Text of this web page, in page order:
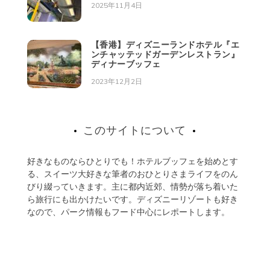
2025年11月4日
【香港】ディズニーランドホテル『エ
ンチャッテッドガーデンレストラン』
ディナーブッフェ
2023年12月2日
このサイトについて
好きなものならひとりでも！ホテルブッフェを始めとす
る、スイーツ大好きな筆者のおひとりさまライフをのん
びり綴っていきます。主に都内近郊、情勢が落ち着いた
ら旅行にも出かけたいです。ディズニーリゾートも好き
なので、パーク情報もフード中心にレポートします。